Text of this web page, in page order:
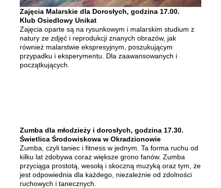
Zajęcia Malarskie dla Dorosłych, godzina 17.00.
Klub Osiedlowy Unikat
Zajęcia oparte są na rysunkowym i malarskim studium z
natury ze zdjęć i reprodukcji znanych obrazów, jak
również malarstwie ekspresyjnym, poszukującym
przypadku i eksperymentu. Dla zaawansowanych i
początkujących.
Zumba dla młodzieży i dorosłych, godzina 17.30.
Świetlica Środowiskowa w Okradzionowie
Zumba, czyli taniec i fitness w jednym. Ta forma ruchu od
kilku lat zdobywa coraz większe grono fanów. Zumba
przyciąga prostotą, wesołą i skoczną muzyką oraz tym, że
jest odpowiednia dla każdego, niezależnie od zdolności
ruchowych i tanecznych.